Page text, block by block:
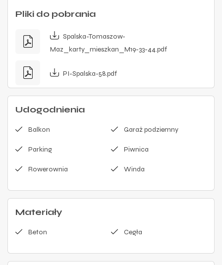
Pliki do pobrania
Spalska-Tomaszow-
Maz_karty_mieszkan_M19-33-44.pdf
PI-Spalska-58.pdf
Udogodnienia
Balkon Garaż podziemny
Parking Piwnica
Rowerownia Winda
Materiały
Beton Cegła